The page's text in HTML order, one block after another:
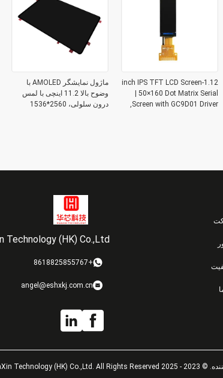
ماژول نمایشگر AMOLED با
وضوح بالا 11.2 اینچی با لمس
درون سلولی، 2560*1536
1.12-inch IPS TFT LCD Screen
| 50×160 Dot Matrix Serial
Screen with GC9D01 Driver,
Technology (HK) Co.,Ltd
+8618825855767
angel@eshxkj.com.cn